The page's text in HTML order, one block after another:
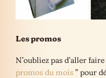
Les promos
N’oubliez pas d’aller
promos du mois ” pour